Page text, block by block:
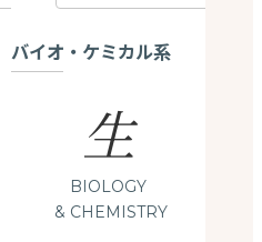
バイオ・ケミカル系
生
BIOLOGY
& CHEMISTRY